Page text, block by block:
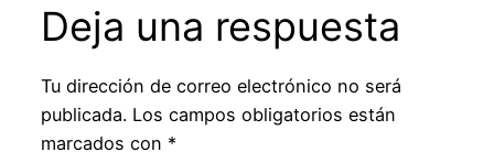
Deja una respuesta
Tu dirección de correo electrónico no será
publicada. Los campos obligatorios están
marcados con *